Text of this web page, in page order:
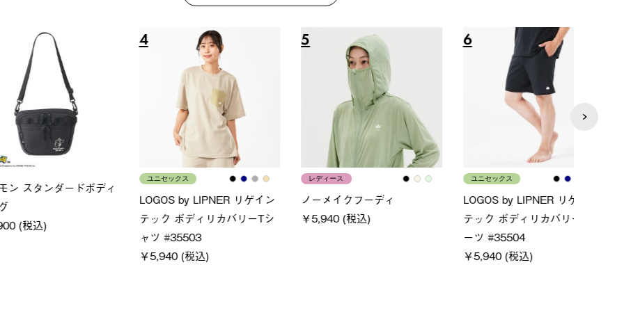
ーディ
ユニセックス
LOGOS by LIPNER リゲイン
テック ボディリカバリーショ
ーツ #35504
￥5,940 (税込)
レディース
ＵＶサムホールジップフーデ
ィ
クールタッチリラックスパン
￥5,500 (税込)